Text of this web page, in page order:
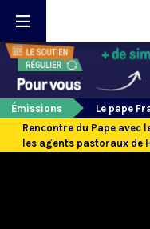
Émissions
Le pape
Rencontre du Pape avec
les agents pastoraux de